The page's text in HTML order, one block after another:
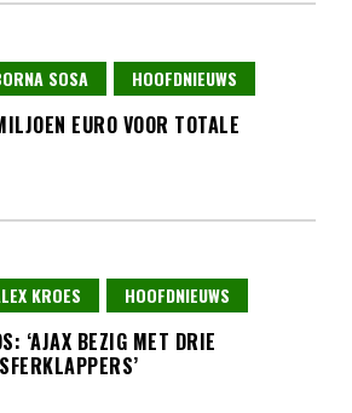
SOSA HOOFDNIEUWS
EURO VOOR TOTALE
KROES HOOFDNIEUWS
‘AJAX BEZIG MET DRIE